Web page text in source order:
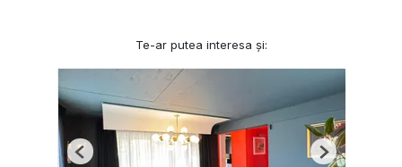
Te-ar putea interesa și:
Previous Next